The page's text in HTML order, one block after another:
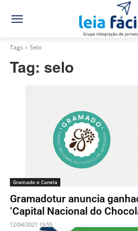
Tags Selo
Tag: selo
Gramado e Canela
Gramadotur anuncia
‘Capital Nacional do
12/04/2021 15:55